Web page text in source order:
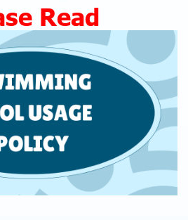
Read